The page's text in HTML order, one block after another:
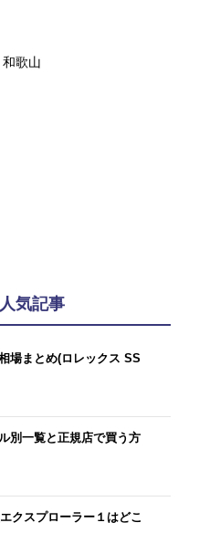
和歌山
気記事
場まとめ(ロレックス SS
別一覧と正規店で買う方
クスプローラー１はどこ